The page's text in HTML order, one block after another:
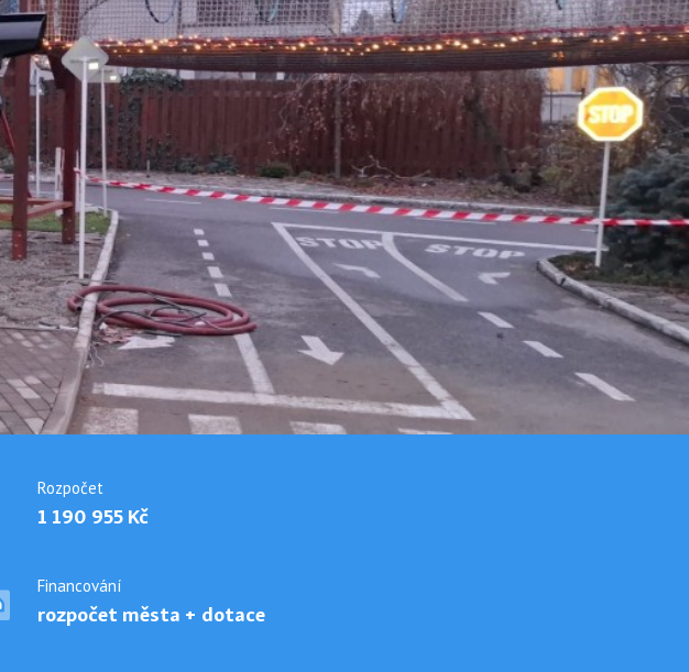
Rozpočet
1 190 955 Kč
Financování
rozpočet města + dotace